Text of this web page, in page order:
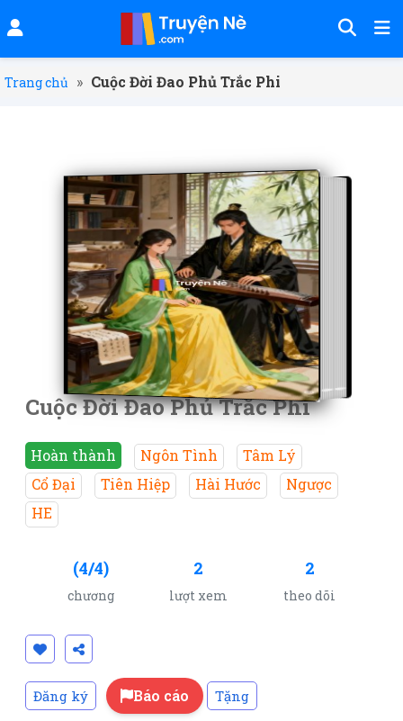
Trang chủ » Cuộc Đời Đao Phủ Trắc Phi
Cuộc Đời Đao Phủ Trắc Phi
Hoàn thành Ngôn Tình
Tâm Lý
Cổ Đại
Tiên Hiệp Hài Hước
Ngược
HE
(4/4)
chương
2
lượt xem
2
theo dõi
Đăng ký Báo cáo Tặng